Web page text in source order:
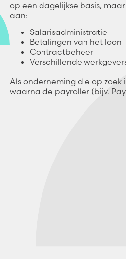
op een dagelijkse basis,
aan:
Salarisadministratie
Betalingen van het loon
Contractbeheer
Verschillende
Als onderneming die op zoek
waarna de payroller (bijv.